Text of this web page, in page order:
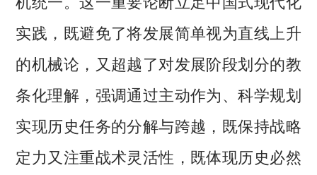
实践，既避免了将发展简单视为直线上升
的机械论，又超越了对发展阶段划分的教
条化理解，强调通过主动作为、科学规划
实现历史任务的分解与跨越，既保持战略
定力又注重战术灵活性，既体现历史必然